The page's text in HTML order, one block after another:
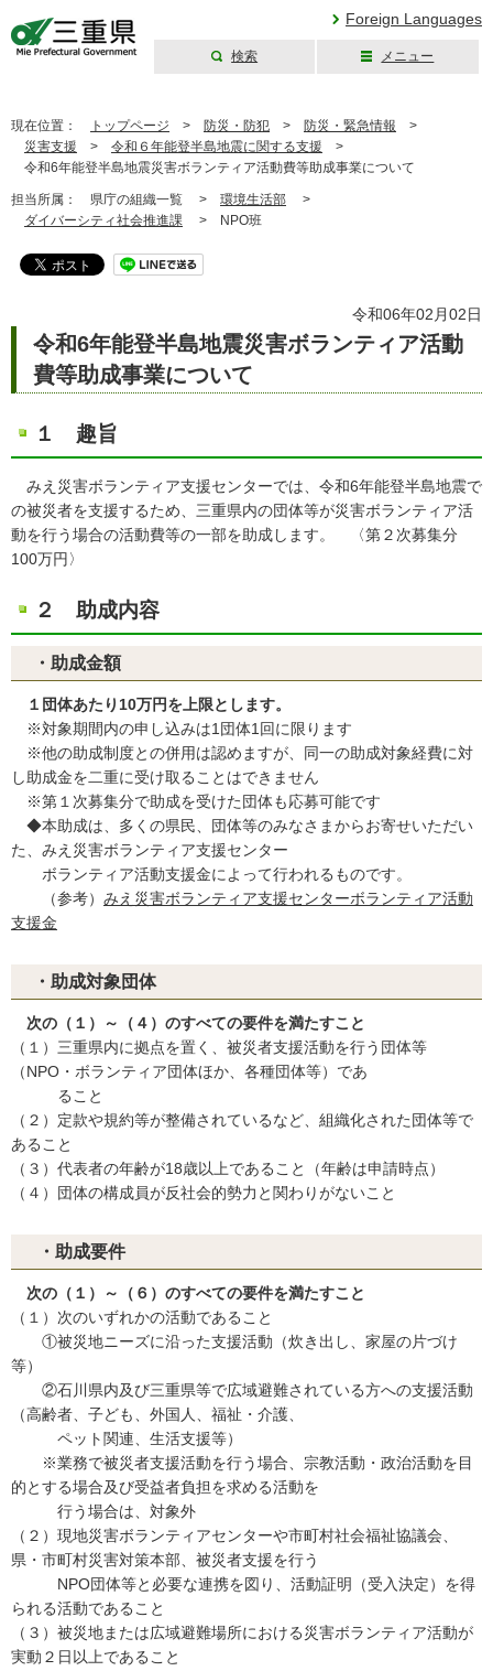
Foreign Languages
検索 メニュー
現在位置： トップページ > 防災・防犯 > 防災・緊急情報 >
災害支援 > 令和６年能登半島地震に関する支援 >
令和6年能登半島地震災害ボランティア活動費等助成事業について
担当所属： 県庁の組織一覧 > 環境生活部 >
ダイバーシティ社会推進課 > NPO班
令和06年02月02日
令和6年能登半島地震災害ボランティア活動
費等助成事業について
１ 趣旨
みえ災害ボランティア支援センターでは、令和6年能登半島地震で
の被災者を支援するため、三重県内の団体等が災害ボランティア活
動を行う場合の活動費等の一部を助成します。 〈第２次募集分
100万円〉
２ 助成内容
・助成金額
１団体あたり10万円を上限とします。
※対象期間内の申し込みは1団体1回に限ります
※他の助成制度との併用は認めますが、同一の助成対象経費に対
し助成金を二重に受け取ることはできません
※第１次募集分で助成を受けた団体も応募可能です
◆本助成は、多くの県民、団体等のみなさまからお寄せいただい
た、みえ災害ボランティア支援センター
ボランティア活動支援金によって行われるものです。
（参考） みえ災害ボランティア支援センターボランティア活動
支援金
・助成対象団体
次の（１）～（４）のすべての要件を満たすこと
（１）三重県内に拠点を置く、被災者支援活動を行う団体等
（NPO・ボランティア団体ほか、各種団体等）であ
ること
（２）定款や規約等が整備されているなど、組織化された団体等で
あること
（３）代表者の年齢が18歳以上であること（年齢は申請時点）
（４）団体の構成員が反社会的勢力と関わりがないこと
・助成要件
次の（１）～（６）のすべての要件を満たすこと
（１）次のいずれかの活動であること
①被災地ニーズに沿った支援活動（炊き出し、家屋の片づけ
等）
②石川県内及び三重県等で広域避難されている方への支援活動
（高齢者、子ども、外国人、福祉・介護、
ペット関連、生活支援等）
※業務で被災者支援活動を行う場合、宗教活動・政治活動を目
的とする場合及び受益者負担を求める活動を
行う場合は、対象外
（２）現地災害ボランティアセンターや市町村社会福祉協議会、
県・市町村災害対策本部、被災者支援を行う
NPO団体等と必要な連携を図り、活動証明（受入決定）を得
られる活動であること
（３）被災地または広域避難場所における災害ボランティア活動が
実動２日以上であること